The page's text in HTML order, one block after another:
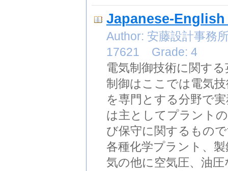
Japanese-
Author: 安藤設計事
17621 Grade: 4
電気制御技術に関す
制御はここでは電気
を専門とする分野で
は主としてプラント
び保守に関するもの
各種化学プラント、
気の他に空気圧、油